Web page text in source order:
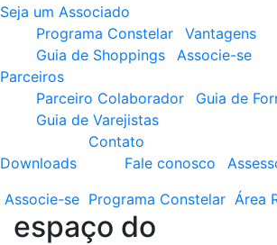
Seja um Associado
Programa Constelar
Vantagens
Guia de Shoppings
Associe-se
Parceiros
Parceiro Colaborador
Guia de
Guia de Varejistas
Downloads
Contato
Fale conosco
Associe-se Programa Constelar Área
espaço do